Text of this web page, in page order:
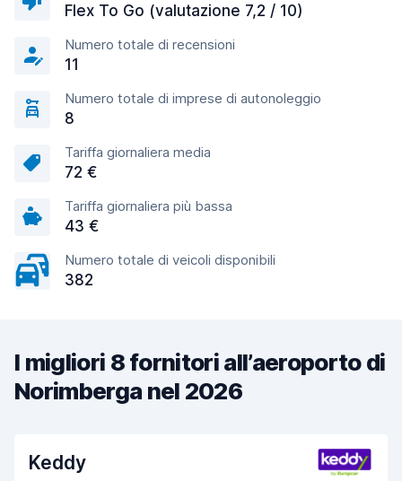
Flex To Go (valutazione 7,2 / 10)
Numero totale di recensioni
11
Numero totale di imprese di autonoleggio
8
Tariffa giornaliera media
72 €
Tariffa giornaliera più bassa
43 €
Numero totale di veicoli disponibili
382
I migliori 8 fornitori all’aeroporto di
Norimberga nel 2026
Keddy